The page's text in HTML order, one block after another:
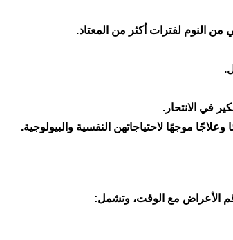
من النوم لفترات أكثر من المعتاد.
في الانتحار.
موجهًا لاحتياجاتهن النفسية والبيولوجية.
الأعراض مع الوقت، وتشمل: